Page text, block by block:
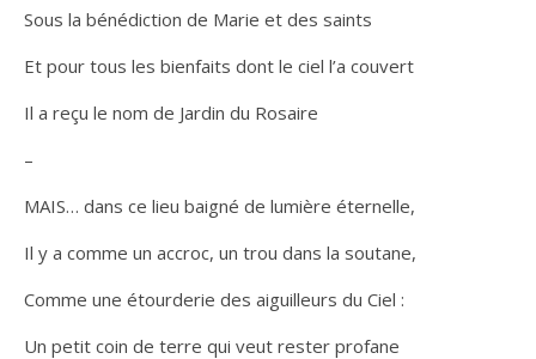
Sous la bénédiction de Marie et des saints
Et pour tous les bienfaits dont le ciel l’a couvert
Il a reçu le nom de Jardin du Rosaire
–
MAIS… dans ce lieu baigné de lumière éternelle,
Il y a comme un accroc, un trou dans la soutane,
Comme une étourderie des aiguilleurs du Ciel :
Un petit coin de terre qui veut rester profane